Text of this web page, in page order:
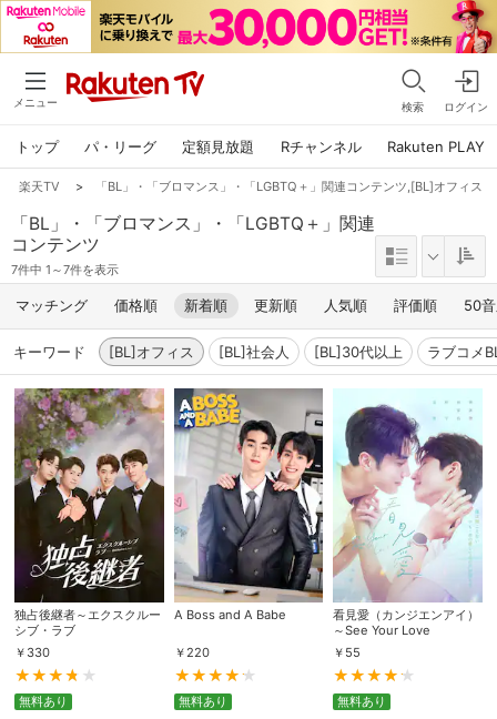
メニュー 検索 ログイン
トップ パ・リーグ 定額見放題 Rチャンネル Rakuten PLAY
楽天TV > 「BL」・「ブロマンス」・「LGBTQ＋」関連コンテンツ,[BL]オフィス
「BL」・「ブロマンス」・「LGBTQ＋」関連
コンテンツ
7件中 1～7件を表示
マッチング 価格順 新着順 更新順 人気順 評価順 50
キーワード [BL]オフィス [BL]社会人 [BL]30代以上 ラブコメ
独占後継者～エクスクルー
シブ・ラブ
￥ 330
無料あり
A Boss and A Babe
￥ 220
無料あり
看見愛（カンジエンアイ）
～See Your Love
￥ 55
無料あり